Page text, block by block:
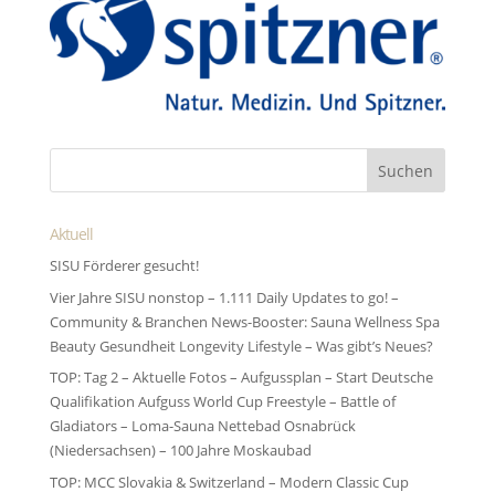
Aktuell
SISU Förderer gesucht!
Vier Jahre SISU nonstop – 1.111 Daily Updates to go! –
Community & Branchen News-Booster: Sauna Wellness Spa
Beauty Gesundheit Longevity Lifestyle – Was gibt’s Neues?
TOP: Tag 2 – Aktuelle Fotos – Aufgussplan – Start Deutsche
Qualifikation Aufguss World Cup Freestyle – Battle of
Gladiators – Loma-Sauna Nettebad Osnabrück
(Niedersachsen) – 100 Jahre Moskaubad
TOP: MCC Slovakia & Switzerland – Modern Classic Cup